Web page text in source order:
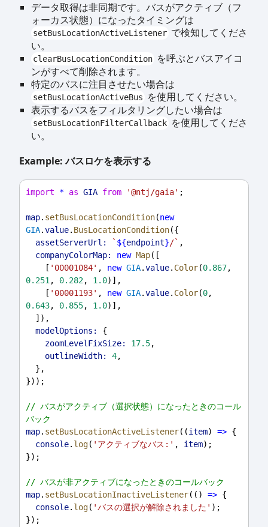
データ取得は非同期です。バスがアクティブ（フ
ォーカス状態）になったタイミングは
setBusLocationActiveListener で検知してくださ
い。
clearBusLocationCondition を呼ぶとバスアイコ
ンがすべて削除されます。
特定のバスに注目させたい場合は
setBusLocationActiveBus
を使用してください。
表示するバスをフィルタリングしたい場合は
setBusLocationFilterCallback を使用してくださ
い。
Example: バスロケを表示する
import * as GIA from '@ntj/gaia' ;
map. setBusLocationCondition(new
GIA.value. BusLocationCondition({
assetServerUrl:
` ${endpoint}/` ,
companyColorMap:
new Map([
    [
'00001084' , new GIA.value. Color(0.867
0.251 , 0.282, 1.0)],
    [
'00001193' , new GIA.value. Color(0
0.643, 0.855, 1.0)],
  ]),
modelOptions:
{
zoomLevelFixSize:
17.5,
outlineWidth:
4,
  },
}));
// バスがアクティブ（選択状態）になったときのコール
バック
map. setBusLocationActiveListener((item) => {
console. log( 'アクティブなバス:' , item);
});
// バスが非アクティブになったときのコールバック
map. setBusLocationInactiveListener(() => {
console. log( 'バスの選択が解除されました' );
});